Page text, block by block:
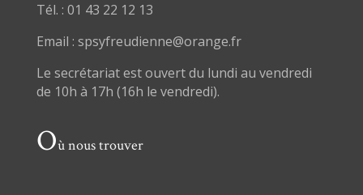
Tél. : 01 43 22 12 13
Email : spsyfreudienne@orange.fr
Le secrétariat est ouvert du lundi au vendredi
de 10h à 17h (16h le vendredi).
Où nous trouver